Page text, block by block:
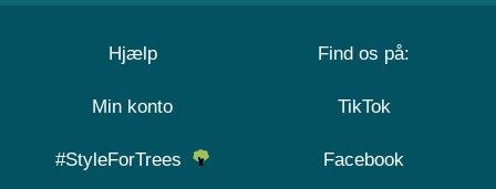
Hjælp
Min konto
#StyleForTrees
Find os på:
TikTok
Facebook